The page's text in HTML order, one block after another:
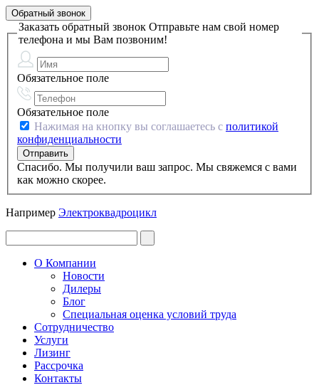
Обратный звонок
Заказать обратный звонок Отправьте нам свой номер
телефона и мы Вам позвоним!
Обязательное поле
Обязательное поле
Нажимая на кнопку вы соглашаетесь с политикой
конфиденциальности
Спасибо. Мы получили ваш запрос. Мы свяжемся с вами
как можно скорее.
Например Электроквадроцикл
О Компании
Новости
Дилеры
Блог
Специальная оценка условий труда
Сотрудничество
Услуги
Лизинг
Рассрочка
Контакты